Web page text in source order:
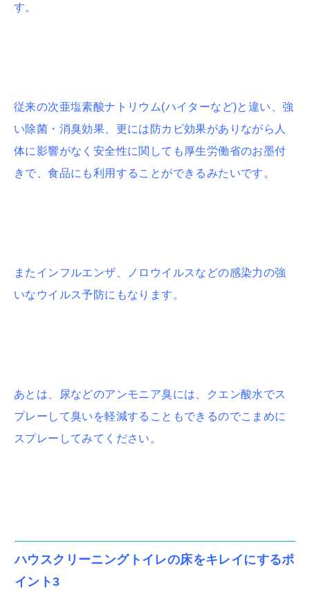
す。
従来の次亜塩素酸ナトリウム(ハイターなど)と違い、強
い除菌・消臭効果、更には防カビ効果がありながら人
体に影響がなく安全性に関しても厚生労働省のお墨付
きで、食品にも利用することができるみたいです。
またインフルエンザ、ノロウイルスなどの感染力の強
いなウイルス予防にもなります。
あとは、尿などのアンモニア臭には、クエン酸水でス
プレーして臭いを軽減することもできるのでこまめに
スプレーしてみてください。
ハウスクリーニングトイレの床をキレイにするポ
イント3